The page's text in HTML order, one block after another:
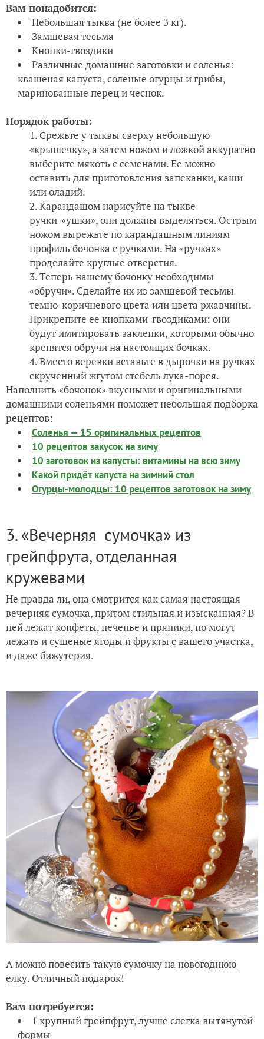
Вам понадобится:
Небольшая тыква (не более 3 кг).
Замшевая тесьма
Кнопки-гвоздики
Различные домашние заготовки и соленья:
квашеная капуста, соленые огурцы и грибы,
маринованные перец и чеснок.
Порядок работы:
Срежьте у тыквы сверху небольшую
«крышечку», а затем ножом и ложкой аккуратно
выберите мякоть с семенами. Ее можно
оставить для приготовления запеканки, каши
или оладий.
Карандашом нарисуйте на тыкве
ручки-«ушки», они должны выделяться. Острым
ножом вырежьте по карандашным линиям
профиль бочонка с ручками. На «ручках»
проделайте круглые отверстия.
Теперь нашему бочонку необходимы
«обручи». Сделайте их из замшевой тесьмы
темно-коричневого цвета или цвета ржавчины.
Прикрепите ее кнопками-гвоздиками: они
будут имитировать заклепки, которыми обычно
крепятся обручи на настоящих бочках.
Вместо веревки вставьте в дырочки на ручках
скрученный жгутом стебель лука-порея.
Наполнить «бочонок» вкусными и оригинальными
домашними соленьями поможет небольшая подборка
рецептов:
Соленья — 15 оригинальных рецептов
10 рецептов закусок на зиму
10 заготовок из капусты: витамины на всю зиму
Какой придёт капуста на зимний стол
Огурцы-молодцы: 10 рецептов заготовок на зиму
3. «Вечерняя сумочка» из
грейпфрута, отделанная
кружевами
Не правда ли, она смотрится как самая настоящая
вечерняя сумочка, притом стильная и изысканная? В
ней лежатконфеты,печенье ипряники, но могут
лежать и сушеные ягоды и фрукты с вашего участка,
и даже бижутерия.
А можно повесить такую сумочку на новогоднюю
елку. Отличный подарок!
Вам потребуется:
1 крупный грейпфрут, лучше слегка вытянутой
формы